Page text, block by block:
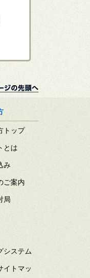
トップ
とは
み
ご案内
局
システム
イトマッ